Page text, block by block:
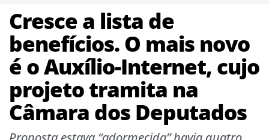
Cresce a lista de
benefícios. O mais novo
é o Auxílio-Internet, cujo
projeto tramita na
Câmara dos Deputados